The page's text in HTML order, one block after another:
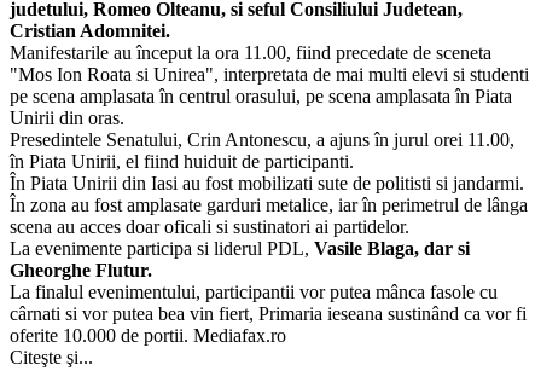
judetului, Romeo Olteanu, si seful Consiliului Judetean,
Cristian Adomnitei.
Manifestarile au început la ora 11.00, fiind precedate de sceneta
"Mos Ion Roata si Unirea", interpretata de mai multi elevi si studenti
pe scena amplasata în centrul orasului, pe scena amplasata în Piata
Unirii din oras.
Presedintele Senatului, Crin Antonescu, a ajuns în jurul orei 11.00,
în Piata Unirii, el fiind huiduit de participanti.
În Piata Unirii din Iasi au fost mobilizati sute de politisti si jandarmi.
În zona au fost amplasate garduri metalice, iar în perimetrul de lânga
scena au acces doar oficali si sustinatori ai partidelor.
La evenimente participa si liderul PDL, Vasile Blaga, dar si
Gheorghe Flutur.
La finalul evenimentului, participantii vor putea mânca fasole cu
cârnati si vor putea bea vin fiert, Primaria ieseana sustinând ca vor fi
oferite 10.000 de portii. Mediafax.ro
Citeşte şi...